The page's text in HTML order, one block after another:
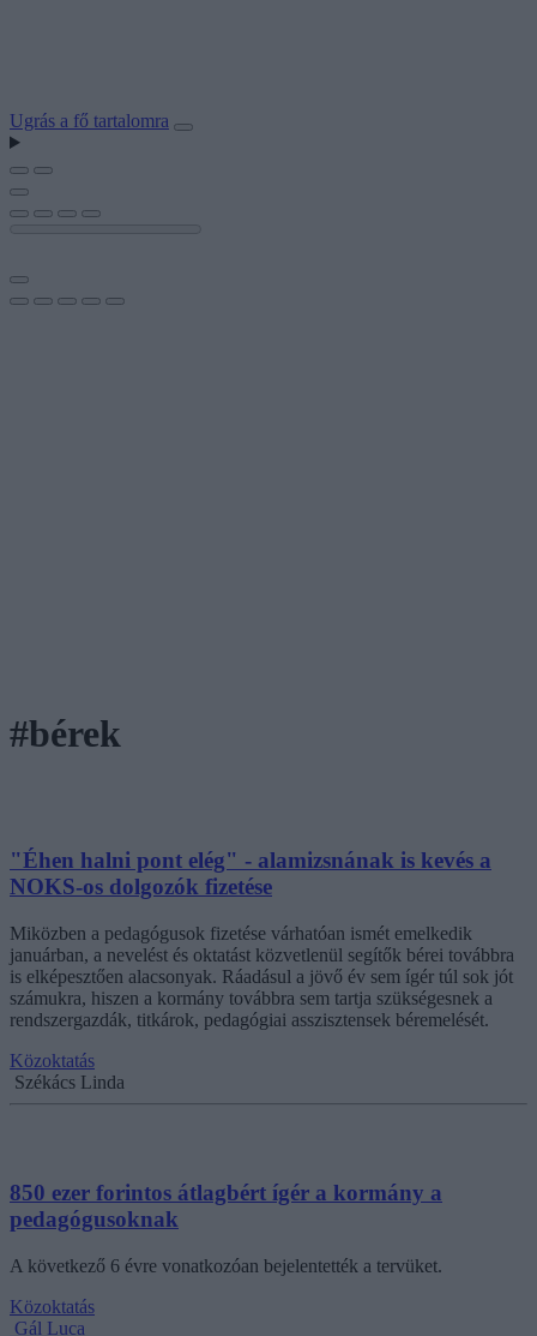
Ugrás a fő tartalomra
#bérek
"Éhen halni pont elég" - alamizsnának is kevés a
NOKS-os dolgozók fizetése
Miközben a pedagógusok fizetése várhatóan ismét emelkedik
januárban, a nevelést és oktatást közvetlenül segítők bérei továbbra
is elképesztően alacsonyak. Ráadásul a jövő év sem ígér túl sok jót
számukra, hiszen a kormány továbbra sem tartja szükségesnek a
rendszergazdák, titkárok, pedagógiai asszisztensek béremelését.
Közoktatás
Székács Linda
850 ezer forintos átlagbért ígér a kormány a
pedagógusoknak
A következő 6 évre vonatkozóan bejelentették a tervüket.
Közoktatás
Gál Luca